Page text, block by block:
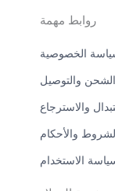
روابط مهمة
الخصوصية
والتوصيل
والاسترجاع
والأحكام
الاستخدام